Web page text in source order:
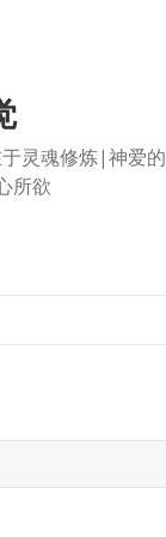
灵魂修炼|神爱的
所欲